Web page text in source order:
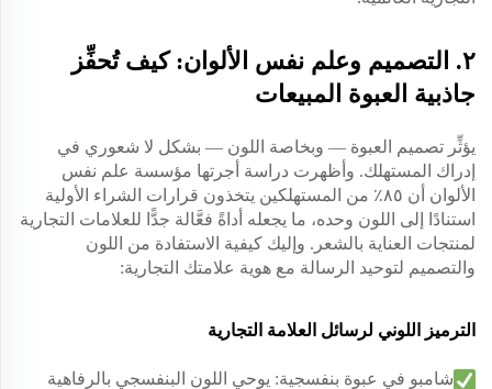
٢. التصميم وعلم نفس الألوان: كيف تُحفِّز
جاذبية العبوة المبيعات
يؤثِّر تصميم العبوة — وبخاصة اللون — بشكل لا شعوري في
إدراك المستهلك. وأظهرت دراسة أجرتها مؤسسة علم نفس
الألوان أن ٨٥٪ من المستهلكين يتخذون قرارات الشراء الأولية
استنادًا إلى اللون وحده، ما يجعله أداةً فعَّالة جدًّا للعلامات التجارية
لمنتجات العناية بالشعر. وإليك كيفية الاستفادة من اللون
والتصميم لتوحيد الرسالة مع هوية علامتك التجارية:
الترميز اللوني لرسائل العلامة التجارية
شامبو في عبوة بنفسجية: يوحي اللون البنفسجي بالرفاهية